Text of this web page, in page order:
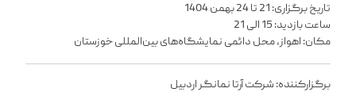
تاریخ برگزاری: 21 تا 24 بهمن 1404
ساعت بازدید: 15 الی 21
مکان: اهواز، محل دائمی نمایشگاه‌های بین‌المللی خوزستان
برگزارکننده: شرکت آرتا نمانگر اردبیل